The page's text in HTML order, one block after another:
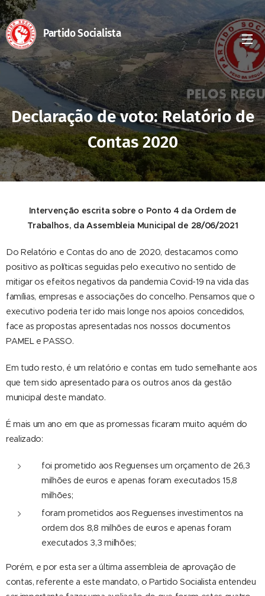
Partido Socialista
Declaração de voto: Relatório de
Contas 2020
Intervenção escrita sobre o Ponto 4 da Ordem de
Trabalhos, da Assembleia Municipal de 28/06/2021
Do Relatório e Contas do ano de 2020, destacamos como
positivo as políticas seguidas pelo executivo no sentido de
mitigar os efeitos negativos da pandemia Covid-19 na vida das
famílias, empresas e associações do concelho. Pensamos que o
executivo poderia ter ido mais longe nos apoios concedidos,
face as propostas apresentadas nos nossos documentos
PAMEL e PASSO.
Em tudo resto, é um relatório e contas em tudo semelhante aos
que tem sido apresentado para os outros anos da gestão
municipal deste mandato.
É mais um ano em que as promessas ficaram muito aquém do
realizado:
foi prometido aos Reguenses um orçamento de 26,3
milhões de euros e apenas foram executados 15,8
milhões;
foram prometidos aos Reguenses investimentos na
ordem dos 8,8 milhões de euros e apenas foram
executados 3,3 milhões;
Porém, e por esta ser a última assembleia de aprovação de
contas, referente a este mandato, o Partido Socialista entendeu